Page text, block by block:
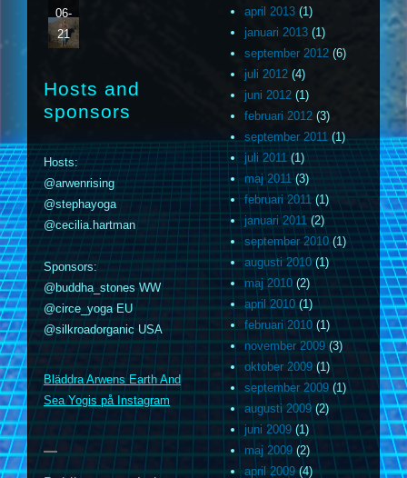
06-
21
Hosts and
sponsors
Hosts:
@arwenrising
@stephayoga
@cecilia.hartman
Sponsors:
@buddha_stones WW
@circe_yoga EU
@silkroadorganic USA
Bläddra Arwens Earth And
Sea Yogis på Instagram
april 2013 (1)
januari 2013 (1)
september 2012 (6)
juli 2012 (4)
juni 2012 (1)
februari 2012 (3)
september 2011(1)
juli 2011 (1)
maj 2011(3)
februari 2011 (1)
januari 2011 (2)
september 2010(1)
augusti 2010(1)
maj 2010 (2)
april 2010(1)
februari 2010 (1)
november 2009(3)
oktober 2009(1)
september 2009 (1)
augusti 2009(2)
juni 2009 (1)
maj 2009 (2)
april 2009(4)